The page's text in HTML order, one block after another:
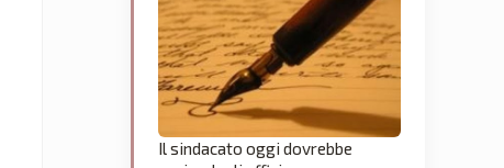
Il sindacato oggi dovrebbe